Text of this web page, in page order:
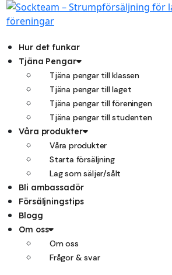
Hoppa
till
Hur det funkar
Tjäna Pengar
Tjäna pengar till klassen
Tjäna pengar till laget
Tjäna pengar till föreningen
Tjäna pengar till studenten
Våra produkter
Våra produkter
Starta försäljning
Lag som säljer/sålt
Bli ambassadör
Försäljningstips
Blogg
Om oss
Om oss
Frågor & svar